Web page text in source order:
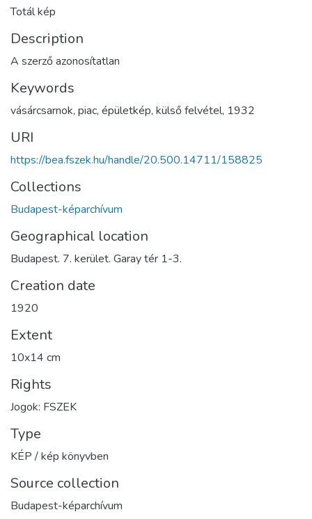
Totál kép
Description
A szerző azonosítatlan
Keywords
vásárcsarnok, piac, épületkép, külső felvétel, 1932
URI
https://bea.fszek.hu/handle/20.500.14711/158825
Collections
Budapest-képarchívum
Geographical location
Budapest. 7. kerület. Garay tér 1-3.
Creation date
1920
Extent
10x14 cm
Rights
Jogok: FSZEK
Type
KÉP / kép könyvben
Source collection
Budapest-képarchívum